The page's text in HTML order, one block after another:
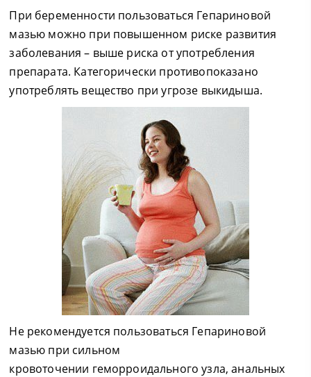
При беременности пользоваться Гепариновой
мазью можно при повышенном риске развития
заболевания – выше риска от употребления
препарата. Категорически противопоказано
употреблять вещество при угрозе выкидыша.
Не рекомендуется пользоваться Гепариновой
мазью при сильном
кровоточении геморроидального узла, анальных